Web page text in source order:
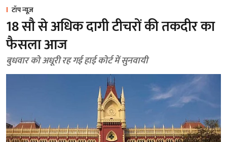
टॉप न्यूज़
18 सौ से अधिक दागी टीचरों की तकदीर का
फैसला आज
बुधवार को अधूरी रह गई हाई कोर्ट में सुनवायी